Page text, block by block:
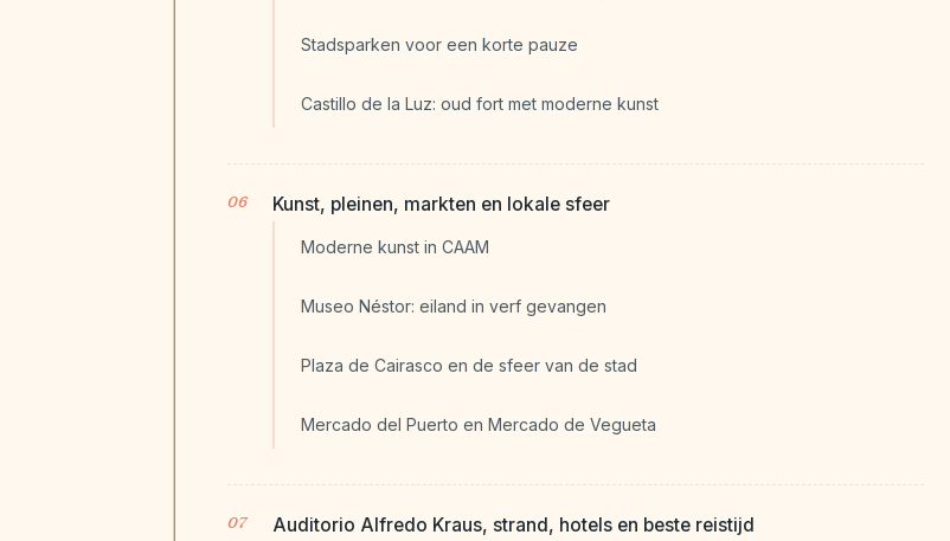
Stadsparken voor een korte pauze
Castillo de la Luz: oud fort met moderne kunst
Kunst, pleinen, markten en lokale sfeer
Moderne kunst in CAAM
Museo Néstor: eiland in verf gevangen
Plaza de Cairasco en de sfeer van de stad
Mercado del Puerto en Mercado de Vegueta
Auditorio Alfredo Kraus, strand, hotels en beste reistijd